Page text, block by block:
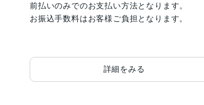
前払いのみでのお支払い方法となります。
お振込手数料はお客様ご負担となります。
詳細をみる